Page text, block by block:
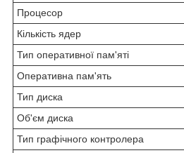
Процесор
Кількість ядер
Тип оперативної пам'яті
Оперативна пам'ять
Тип диска
Об'єм диска
Тип графічного контролера